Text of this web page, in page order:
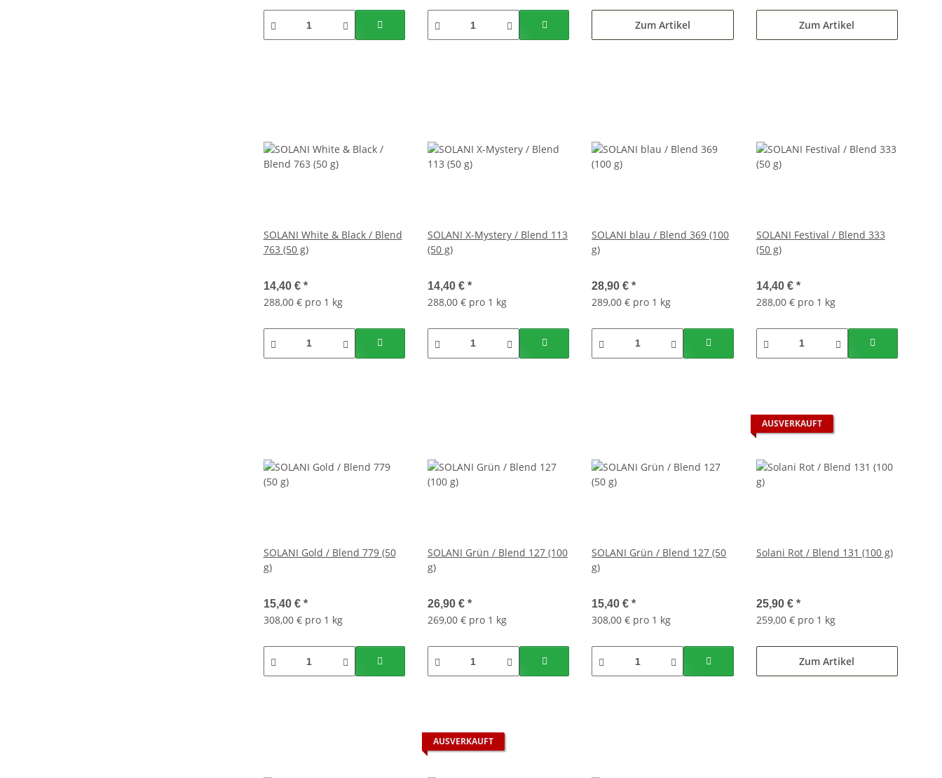
Zum Artikel Zum Artikel
SOLANI White & Black / Blend
763 (50 g)
14,40 € *
288,00 € pro 1 kg
SOLANI X-Mystery / Blend 113
(50 g)
14,40 € *
288,00 € pro 1 kg
SOLANI blau / Blend 369 (100
g)
28,90 €*
289,00 € pro 1 kg
SOLANI Festival / Blend 333
(50 g)
14,40 € *
288,00 € pro 1 kg
SOLANI Gold / Blend 779 (50
g)
15,40 € *
308,00 € pro 1 kg
SOLANI Grün / Blend 127 (100
g)
26,90 € *
269,00 € pro 1 kg
SOLANI Grün / Blend 127 (50
g)
15,40 €*
308,00 € pro 1 kg
AUSVERKAUFT
Solani Rot / Blend 131 (100 g)
25,90 € *
259,00 € pro 1 kg
Zum Artikel
AUSVERKAUFT